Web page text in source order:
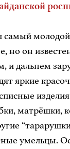
самый
но он
и дальнем
яркие
матрёшки,
умельцы.